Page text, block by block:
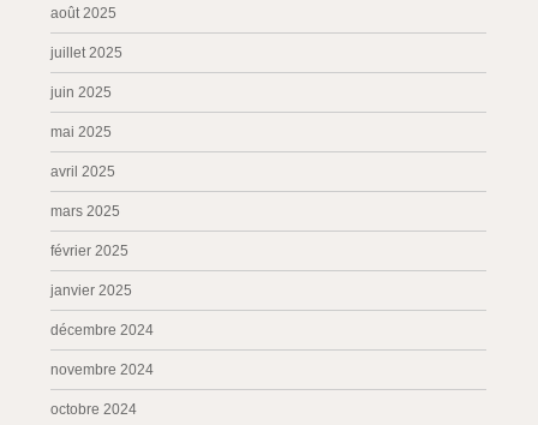
août 2025
juillet 2025
juin 2025
mai 2025
avril 2025
mars 2025
février 2025
janvier 2025
décembre 2024
novembre 2024
octobre 2024